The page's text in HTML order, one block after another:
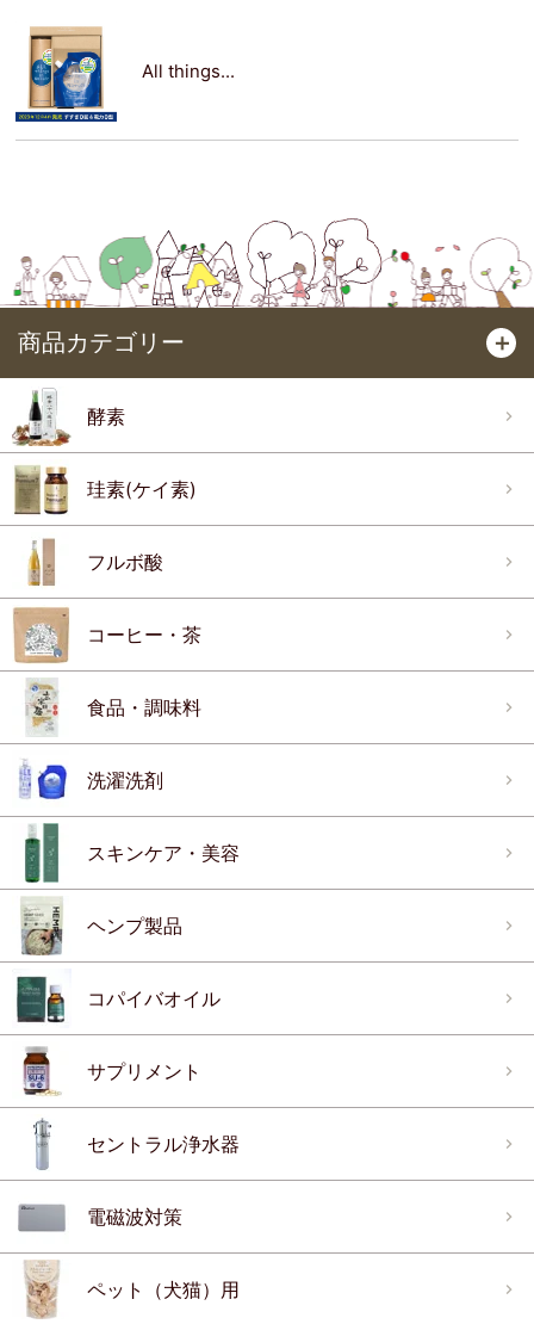
All things...
商品カテゴリー ＋
酵素
珪素(ケイ素)
フルボ酸
コーヒー・茶
食品・調味料
洗濯洗剤
スキンケア・美容
ヘンプ製品
コパイバオイル
サプリメント
セントラル浄水器
電磁波対策
ペット（犬猫）用